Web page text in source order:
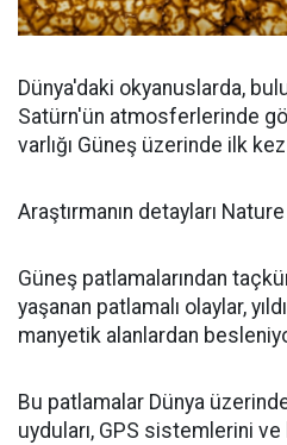
Dünya'daki okyanuslarda,
Satürn'ün atmosferlerinde
varlığı Güneş üzerinde ilk
Araştırmanın detayları
Güneş patlamalarından
yaşanan patlamalı olaylar,
manyetik alanlardan
Bu patlamalar Dünya
uyduları, GPS sistemlerini